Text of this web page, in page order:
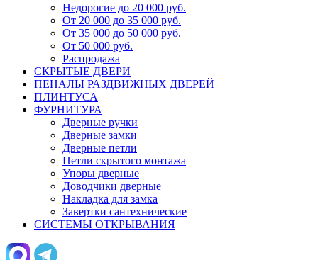
Недорогие до 20 000 руб.
От 20 000 до 35 000 руб.
От 35 000 до 50 000 руб.
От 50 000 руб.
Распродажа
СКРЫТЫЕ ДВЕРИ
ПЕНАЛЫ РАЗДВИЖНЫХ ДВЕРЕЙ
ПЛИНТУСА
ФУРНИТУРА
Дверные ручки
Дверные замки
Дверные петли
Петли скрытого монтажа
Упоры дверные
Доводчики дверные
Накладка для замка
Завертки сантехнические
СИСТЕМЫ ОТКРЫВАНИЯ